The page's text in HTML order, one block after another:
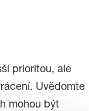
prioritou, ale
Uvědomte
mohou být